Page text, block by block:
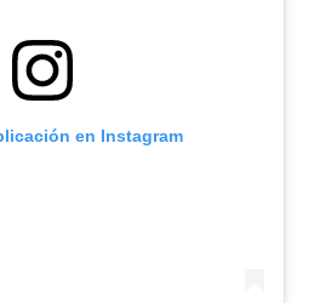
en Instagram